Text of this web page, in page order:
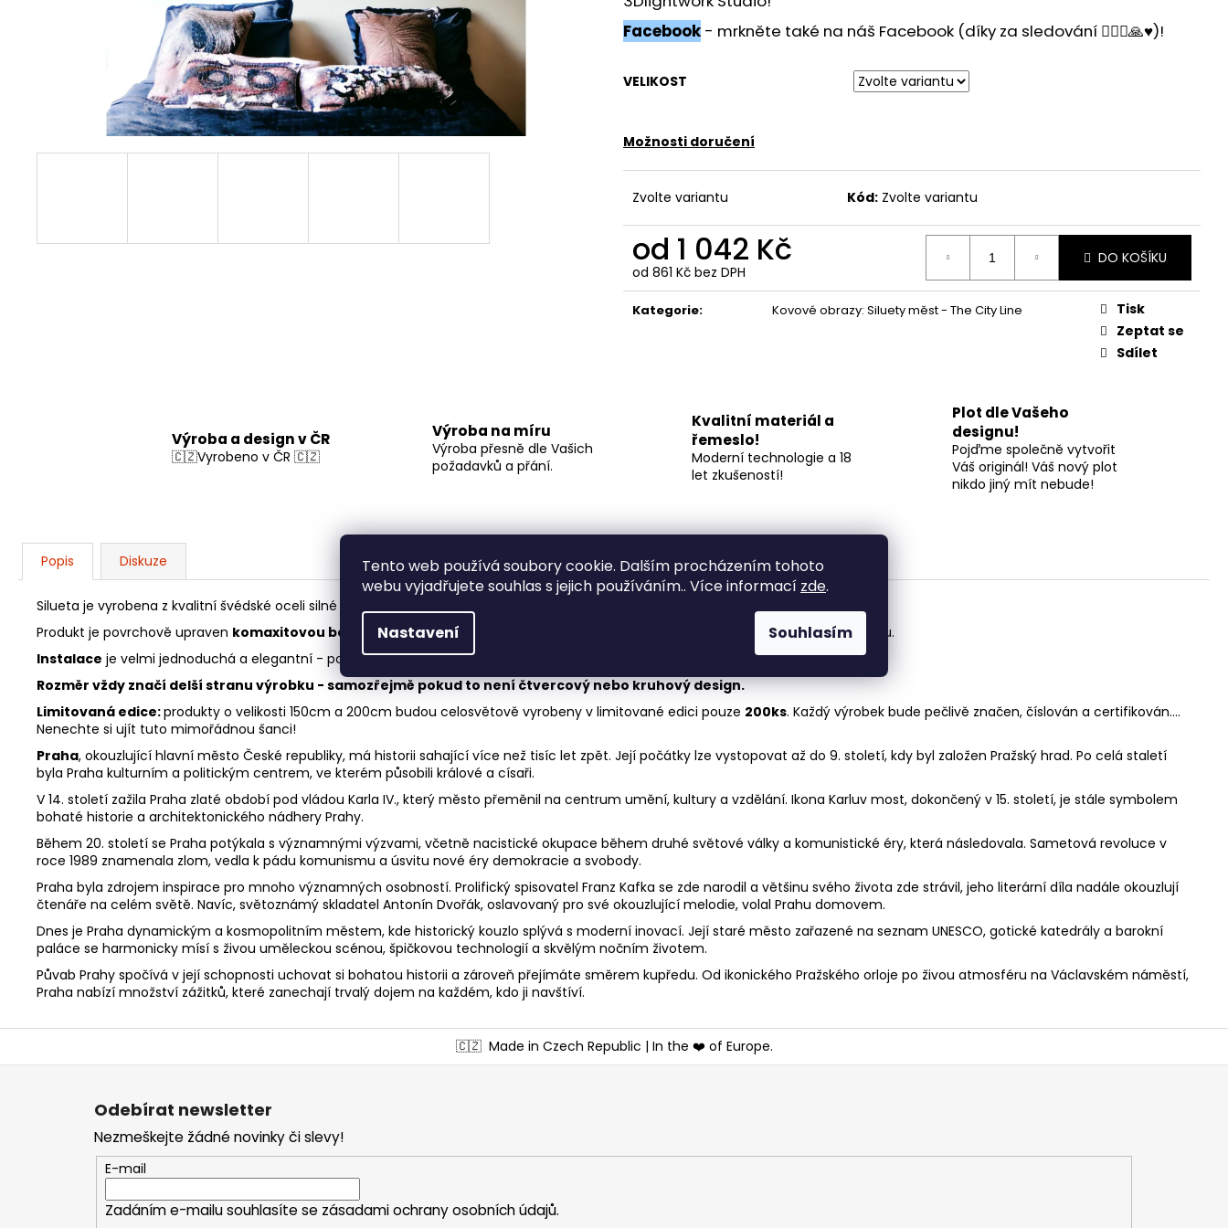
Tento web používá soubory cookie. Dalším procházením tohoto
webu vyjadřujete souhlas s jejich používáním.. Více informací zde.
Nastavení Souhlasím
Facebook - mrkněte také na náš Facebook (díky za sledování 🙋🏻‍♂️🙏♥️)!
VELIKOST
Možnosti doručení
Zvolte variantu Kód: Zvolte variantu
od 1 042 Kč
od 861 Kč bez DPH
Měrná
cena:
DO KOŠÍKU
Kategorie: Kovové obrazy: Siluety měst - The City Line
Tisk
Zeptat se
Sdílet
Výroba a design v ČR
🇨🇿Vyrobeno v ČR 🇨🇿
Výroba na míru
Výroba přesně dle Vašich
požadavků a přání.
Kvalitní materiál a
řemeslo!
Moderní technologie a 18
let zkušeností!
Plot dle Vašeho
designu!
Pojďme společně vytvořit
Váš originál! Váš nový plot
nikdo jiný mít nebude!
Popis Diskuze
Silueta je vyrobena z kvalitní švédské oceli silné
Produkt je povrchově upraven komaxitovou barvou. Perfektní vytvrzení laku umožňuje umístit výrobek jak v interiéru, tak v exteriéru.
Instalace je velmi jednoduchá a elegantní - pomocí vrutů a magnetů. Vše potřebné je přiloženo v balení.
Rozměr vždy značí delší stranu výrobku - samozřejmě pokud to není čtvercový nebo kruhový design.
Limitovaná edice:produkty o velikosti 150cm a 200cm budou celosvětově vyrobeny v limitované edici pouze 200ks. Každý výrobek bude pečlivě značen, číslován a certifikován....
Nenechte si ujít tuto mimořádnou šanci!
Praha, okouzlující hlavní město České republiky, má historii sahající více než tisíc let zpět. Její počátky lze vystopovat až do 9. století, kdy byl založen Pražský hrad. Po celá staletí
byla Praha kulturním a politickým centrem, ve kterém působili králové a císaři.
V 14. století zažila Praha zlaté období pod vládou Karla IV., který město přeměnil na centrum umění, kultury a vzdělání. Ikona Karluv most, dokončený v 15. století, je stále symbolem
bohaté historie a architektonického nádhery Prahy.
Během 20. století se Praha potýkala s významnými výzvami, včetně nacistické okupace během druhé světové války a komunistické éry, která následovala. Sametová revoluce v
roce 1989 znamenala zlom, vedla k pádu komunismu a úsvitu nové éry demokracie a svobody.
Praha byla zdrojem inspirace pro mnoho významných osobností. Prolifický spisovatel Franz Kafka se zde narodil a většinu svého života zde strávil, jeho literární díla nadále okouzlují
čtenáře na celém světě. Navíc, světoznámý skladatel Antonín Dvořák, oslavovaný pro své okouzlující melodie, volal Prahu domovem.
Dnes je Praha dynamickým a kosmopolitním městem, kde historický kouzlo splývá s moderní inovací. Její staré město zařazené na seznam UNESCO, gotické katedrály a barokní
paláce se harmonicky mísí s živou uměleckou scénou, špičkovou technologií a skvělým nočním životem.
Půvab Prahy spočívá v její schopnosti uchovat si bohatou historii a zároveň přejímáte směrem kupředu. Od ikonického Pražského orloje po živou atmosféru na Václavském náměstí,
Praha nabízí množství zážitků, které zanechají trvalý dojem na každém, kdo ji navštíví.
Z
á
🇨🇿 Made in Czech Republic | In the ❤️ of Europe.
Odebírat newsletter
Nezmeškejte žádné novinky či slevy!
E-mail
Zadáním e-mailu souhlasíte se zásadami ochrany osobních údajů.